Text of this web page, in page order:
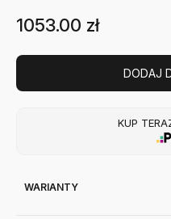
1053.00 zł
DODAJ
KUP
WARIANTY